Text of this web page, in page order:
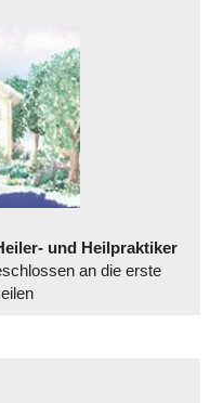
und Heilpraktiker
an die erste